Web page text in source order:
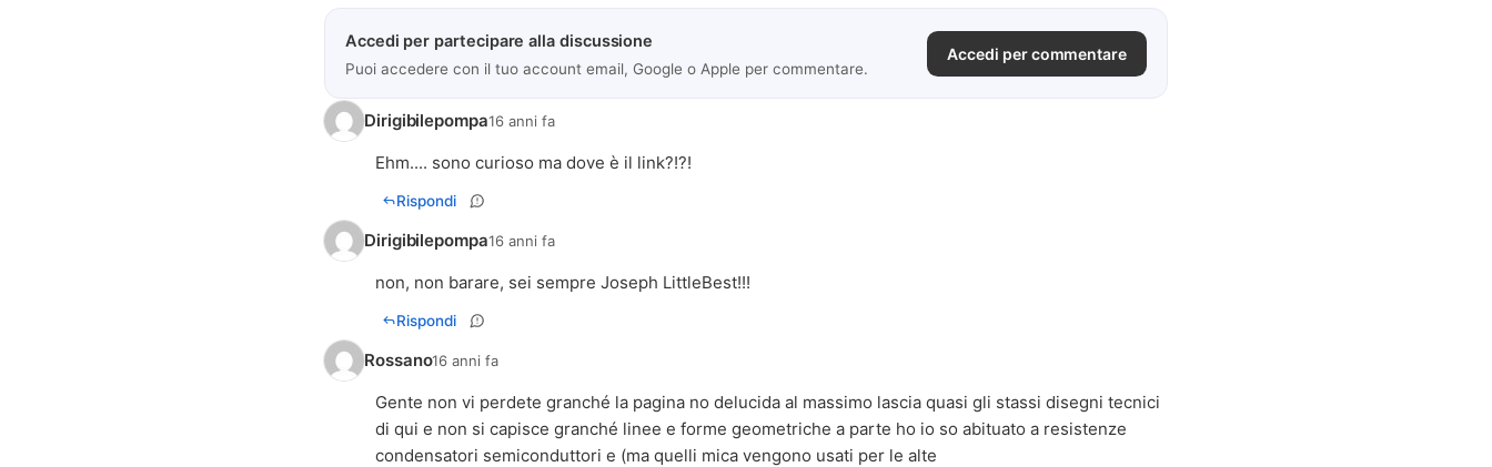
Accedi per partecipare alla discussione
Puoi accedere con il tuo account email, Google o Apple per commentare.
Accedi per commentare
Dirigibilepompa16 anni fa
Ehm.... sono curioso ma dove è il link?!?!
Rispondi
Dirigibilepompa16 anni fa
non, non barare, sei sempre Joseph LittleBest!!!
Rispondi
Rossano16 anni fa
Gente non vi perdete granché la pagina no delucida al massimo lascia quasi gli stassi disegni tecnici
di qui e non si capisce granché linee e forme geometriche a parte ho io so abituato a resistenze
condensatori semiconduttori e (ma quelli mica vengono usati per le alte